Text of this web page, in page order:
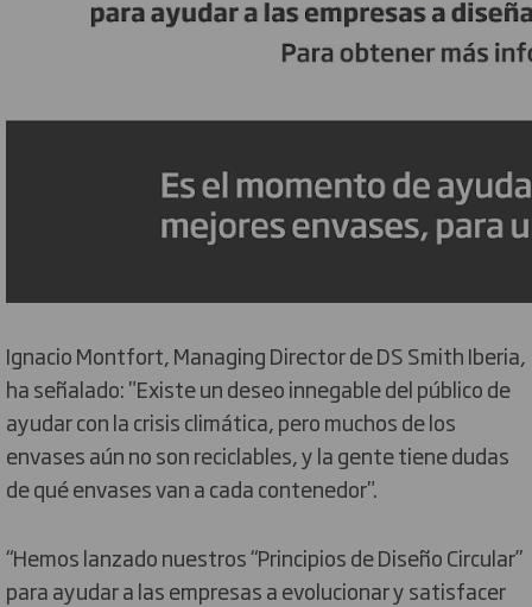
Ignacio Montfort, Managing Director de DS Smith Iberia,
ha señalado: "Existe un deseo innegable del público de
ayudar con la crisis climática, pero muchos de los
envases aún no son reciclables, y la gente tiene dudas
de qué envases van a cada contenedor".
“Hemos lanzado nuestros “Principios de Diseño Circular”
para ayudar a las empresas a evolucionar y satisfacer